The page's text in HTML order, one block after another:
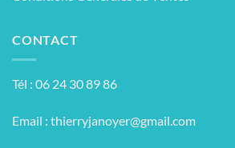
CONTACT
Tél : 06 24 30 89 86
Email : thierryjanoyer@gmail.com